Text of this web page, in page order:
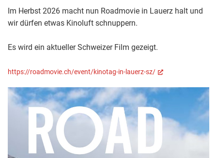
Im Herbst 2026 macht nun Roadmovie in Lauerz halt und
wir dürfen etwas Kinoluft schnuppern.
Es wird ein aktueller Schweizer Film gezeigt.
https://roadmovie.ch/event/kinotag-in-lauerz-sz/ (External Link)